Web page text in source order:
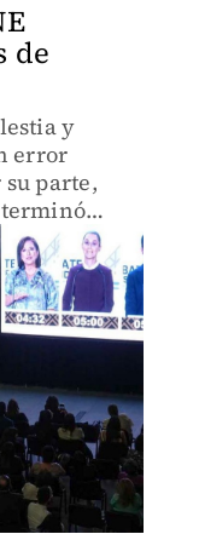
de
y
error
parte,
de la